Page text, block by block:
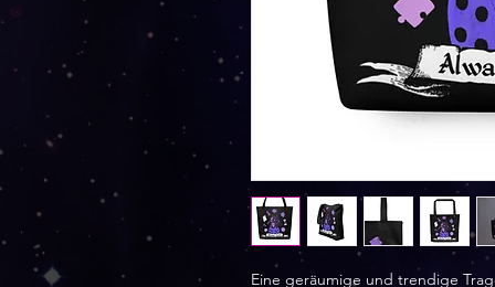
Eine geräumige und trendige